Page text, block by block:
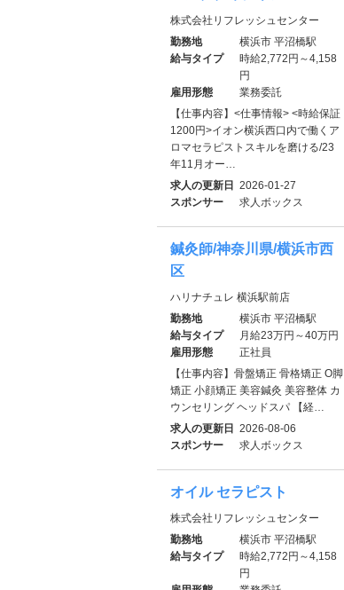
株式会社リフレッシュセンター
勤務地
横浜市 平沼橋駅
給与タイプ
時給2,772円～4,158
円
雇用形態
業務委託
【仕事内容】<仕事情報> <時給保証
1200円>イオン横浜西口内で働くア
ロマセラピストスキルを磨ける/23
年11月オー…
求人の更新日 2026-01-27
スポンサー
求人ボックス
鍼灸師/神奈川県/横浜市西
区
ハリナチュレ 横浜駅前店
勤務地
横浜市 平沼橋駅
給与タイプ
月給23万円～40万円
雇用形態
正社員
【仕事内容】骨盤矯正 骨格矯正 O脚
矯正 小顔矯正 美容鍼灸 美容整体 カ
ウンセリング ヘッドスパ 【経…
求人の更新日 2026-08-06
スポンサー
求人ボックス
オイル セラピスト
株式会社リフレッシュセンター
勤務地
横浜市 平沼橋駅
給与タイプ
時給2,772円～4,158
円